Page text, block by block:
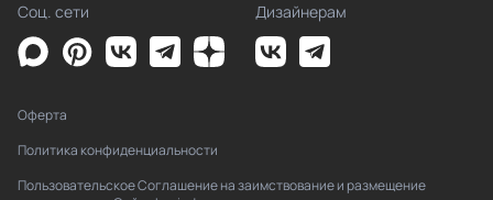
Соц. сети Дизайнерам
Оферта
Политика конфиденциальности
Пользовательское Соглашение на заимствование и размещение